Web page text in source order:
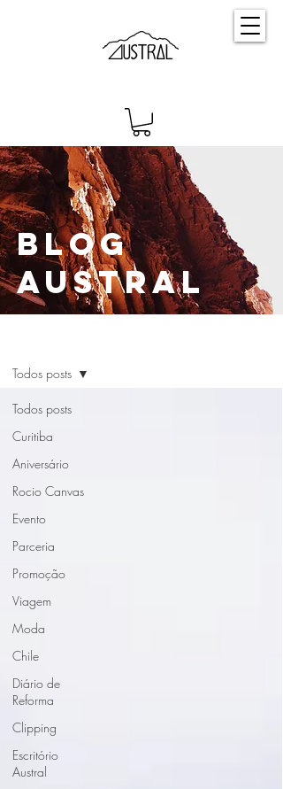
Blog
Austral
Todos posts
Curitiba
Aniversário
Rocio Canvas
Evento
Parceria
Promoção
Viagem
Moda
Chile
Diário de
Reforma
Clipping
Escritório
Austral
Todos posts